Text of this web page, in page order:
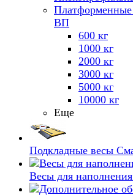
Платформенные
ВП
600 кг
1000 кг
2000 кг
3000 кг
5000 кг
10000 кг
Еще
Подкладные весы
Весы для